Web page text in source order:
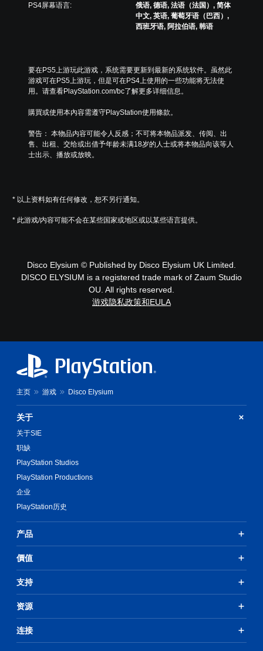
PS4屏幕语言:
俄语, 德语, 法语（法国）, 简体
中文, 英语, 葡萄牙语（巴西）,
西班牙语, 阿拉伯语, 韩语
要在PS5上游玩此游戏，系统需要更新到最新的系统软件。虽然此
游戏可在PS5上游玩，但是可在PS4上使用的一些功能将无法使
用。请查看PlayStation.com/bc了解更多详细信息。
購買或使用本內容需遵守PlayStation使用條款。
警告： 本物品内容可能令人反感；不可将本物品派发、传阅、出
售、出租、交给或出借予年龄未满18岁的人士或将本物品向该等人
士出示、播放或放映。
* 以上资料如有任何修改，恕不另行通知。
* 此游戏/内容可能不会在某些国家或地区或以某些语言提供。
Disco Elysium © Published by Disco Elysium UK Limited.
DISCO ELYSIUM is a registered trade mark of Zaum Studio
OU. All rights reserved.
游戏隐私政策和EULA
主页 游戏 Disco Elysium
关于
关于SIE
职缺
PlayStation Studios
PlayStation Productions
企业
PlayStation历史
产品
價值
支持
资源
连接